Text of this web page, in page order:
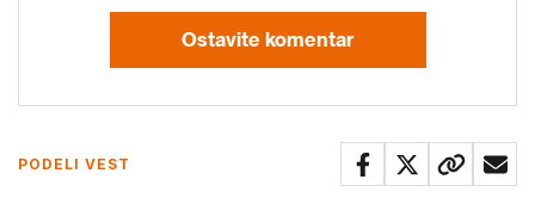
Ostavite komentar
PODELI VEST